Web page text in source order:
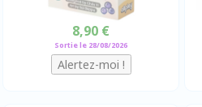
8,90 €
Sortie le 28/08/2026